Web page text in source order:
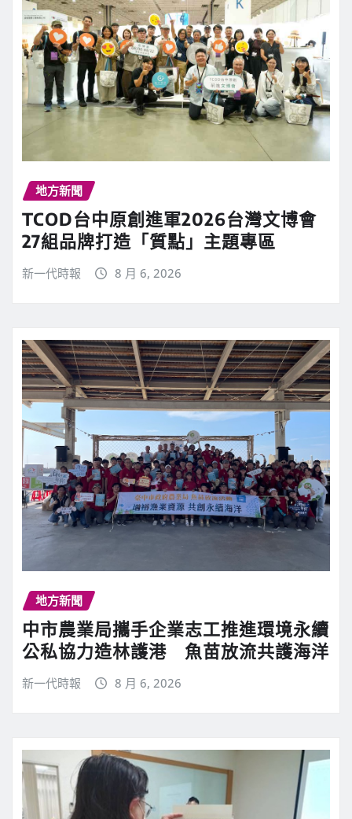
地方新聞
TCOD台中原創進軍2026台灣文博會
27組品牌打造「質點」主題專區
新一代時報 8 月 6, 2026
地方新聞
中市農業局攜手企業志工推進環境永續
公私協力造林護港 魚苗放流共護海洋
新一代時報 8 月 6, 2026